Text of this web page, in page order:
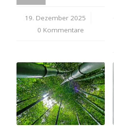
19. Dezember 2025
/
0 Kommentare